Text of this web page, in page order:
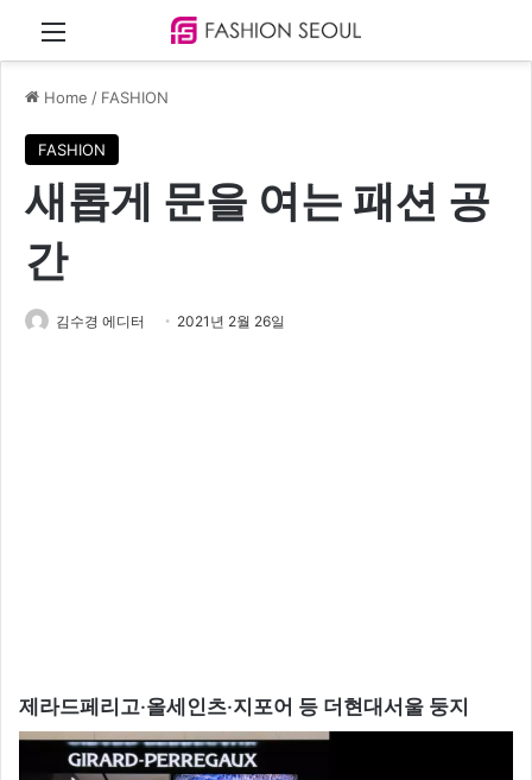
Menu
Home / FASHION
FASHION
새롭게 문을 여는 패션 공
간
김수경 에디터 2021년 2월 26일
제라드페리고‧올세인츠‧지포어 등 더현대서울 둥지